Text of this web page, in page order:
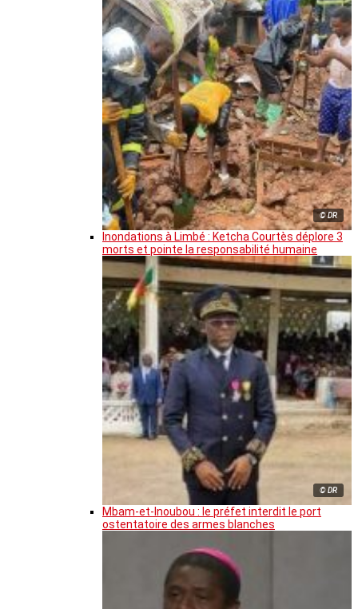
© DR
Inondations à Limbé : Ketcha Courtès déplore 3
morts et pointe la responsabilité humaine
© DR
Mbam-et-Inoubou : le préfet interdit le port
ostentatoire des armes blanches